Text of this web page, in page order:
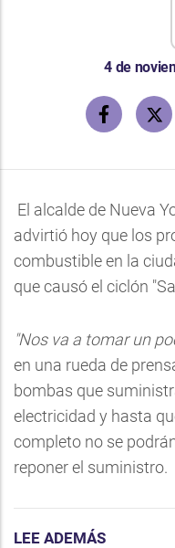
4 de
El alcalde de Nueva
advirtió hoy que los
combustible en la
que causó el ciclón
"Nos va a tomar un
en una rueda de
bombas que
electricidad y hasta
completo no se
reponer el suministro.
LEE ADEMÁS